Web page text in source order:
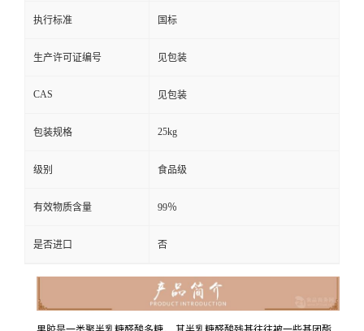
执行标准 国标
生产许可证编号 见包装
CAS 见包装
包装规格 25kg
级别 食品级
有效物质含量 99％
是否进口 否